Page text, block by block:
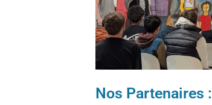
Nos Partenaires :